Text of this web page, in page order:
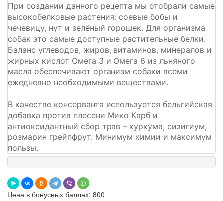
При создании данного рецепта мы отобрали самые
высокобелковые растения: соевые бобы и
чечевицу, нут и зелёный горошек. Для организма
собак это самые доступные растительные белки.
Баланс углеводов, жиров, витаминов, минералов и
жирных кислот Омега 3 и Омега 6 из льняного
масла обеспечивают организм собаки всеми
ежедневно необходимыми веществами.
В качестве консерванта используется бельгийская
добавка против плесени Мико Карб и
антиоксидантный сбор трав – куркума, сизигиум,
розмарин грейпфрут. Минимум химии и максимум
пользы.
Цена в бонусных баллах: 800